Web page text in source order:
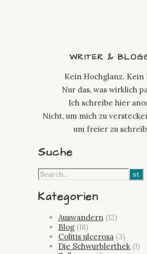
WRITER &
Kein Hochglanz. Kein
Nur das, was wirklich
Ich schreibe hier
Nicht, um mich zu
um freier zu
Suche
Kategorien
Auswandern (12)
Blog (18)
Colitis ulcerosa (3)
Die Schwurblerthek (1)